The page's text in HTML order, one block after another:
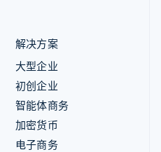
解决方案
大型企业
初创企业
智能体商务
加密货币
电子商务